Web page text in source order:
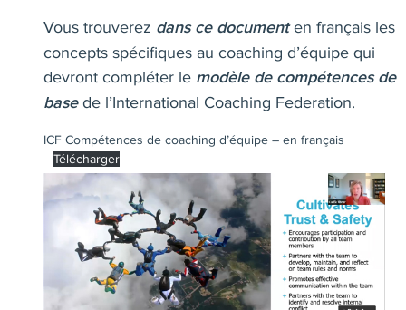
Vous trouverez dans ce documenten français les
concepts spécifiques au coaching d’équipe qui
devront compléter le modèle de compétences de
basede l’International Coaching Federation.
ICF Compétences de coaching d’équipe – en français
Télécharger